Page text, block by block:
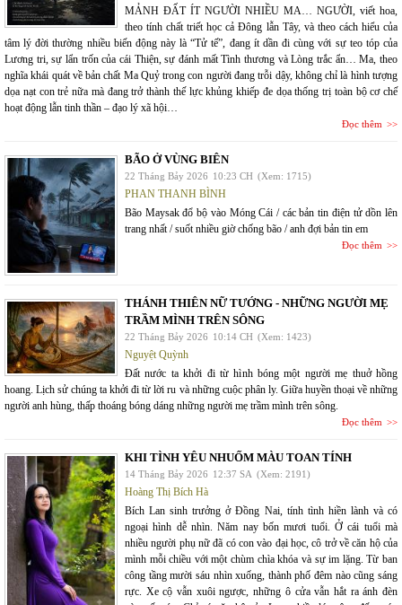
MẢNH ĐẤT ÍT NGƯỜI NHIỀU MA… NGƯỜI, viết hoa,
theo tính chất triết học cả Đông lẫn Tây, và theo cách hiểu của
tâm lý đời thường nhiều biến động này là “Tử tế”, đang ít dần đi cùng với sự teo tóp của
Lương tri, sự lẩn trốn của cái Thiện, sự đánh mất Tình thương và Lòng trắc ẩn… Ma, theo
nghĩa khái quát về bản chất Ma Quỷ trong con người đang trỗi dậy, không chỉ là hình tượng
dọa nạt con trẻ nữa mà đang trở thành thế lực khủng khiếp đe dọa thống trị toàn bộ cơ chế
hoạt động lẫn tinh thần – đạo lý xã hội…
Đọc thêm
BÃO Ở VÙNG BIÊN
22 Tháng Bảy 2026 10:23 CH (Xem: 1715)
PHAN THANH BÌNH
Bão Maysak đổ bộ vào Móng Cái / các bản tin điện tử dồn lên
trang nhất / suốt nhiều giờ chống bão / anh đợi bản tin em
Đọc thêm
THÁNH THIÊN NỮ TƯỚNG - NHỮNG NGƯỜI MẸ
TRẦM MÌNH TRÊN SÔNG
22 Tháng Bảy 2026 10:14 CH (Xem: 1423)
Nguyệt Quỳnh
Đất nước ta khởi đi từ hình bóng một người mẹ thuở hồng
hoang. Lịch sử chúng ta khởi đi từ lời ru và những cuộc phân ly. Giữa huyền thoại về những
người anh hùng, thấp thoáng bóng dáng những người mẹ trầm mình trên sông.
Đọc thêm
KHI TÌNH YÊU NHUỐM MÀU TOAN TÍNH
14 Tháng Bảy 2026 12:37 SA (Xem: 2191)
Hoàng Thị Bích Hà
Bích Lan sinh trưởng ở Đồng Nai, tính tình hiền lành và có
ngoại hình dễ nhìn. Năm nay bốn mươi tuổi. Ở cái tuổi mà
nhiều người phụ nữ đã có con vào đại học, cô trở về căn hộ của
mình mỗi chiều với một chùm chìa khóa và sự im lặng. Từ ban
công tầng mười sáu nhìn xuống, thành phố đêm nào cũng sáng
rực. Xe cộ vẫn xuôi ngược, những ô cửa vẫn hắt ra ánh đèn